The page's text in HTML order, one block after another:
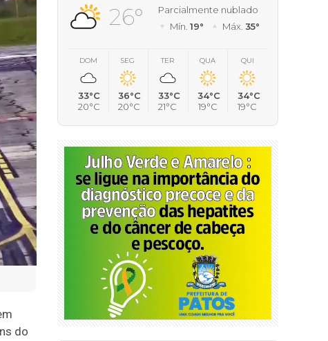
do
26°
Parcialmente nublado
Mín. 19° Máx. 35°
DOM
33°C
20°C
SEG
36°C
20°C
TER
33°C
21°C
QUA
34°C
19°C
QUI
34°C
19°C